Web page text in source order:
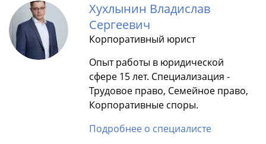
Хухлынин Владислав
Сергеевич
Корпоративный юрист
Опыт работы в юридической
сфере 15 лет. Специализация -
Трудовое право, Семейное право,
Корпоративные споры.
Подробнее о специалисте